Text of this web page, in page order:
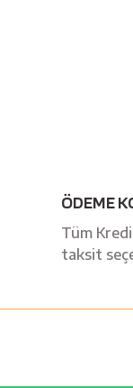
ÖDEME
Tüm
taksit